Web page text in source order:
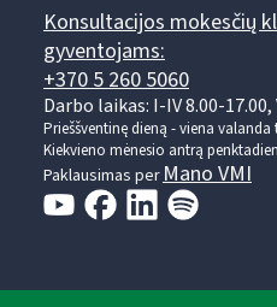
Konsultacijos mokesčių
gyventojams:
+370 5 260 5060
Darbo laikas: I-IV 8.00-17.00,
Prieššventinę dieną - viena
Kiekvieno mėnesio antrą
Paklausimas perMano VMI